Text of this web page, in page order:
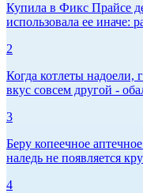
Купила в Фикс Прайсе
использовала ее иначе:
2
Когда котлеты
вкус совсем другой -
3
Беру копеечное
наледь не появляется
4